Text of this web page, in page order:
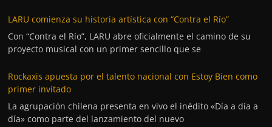
LARU comienza su historia artística con “Contra el Río”
Con “Contra el Río”, LARU abre oficialmente el camino de su
proyecto musical con un primer sencillo que se
Rockaxis apuesta por el talento nacional con Estoy Bien como
primer invitado
La agrupación chilena presenta en vivo el inédito «Día a día a
día» como parte del lanzamiento del nuevo